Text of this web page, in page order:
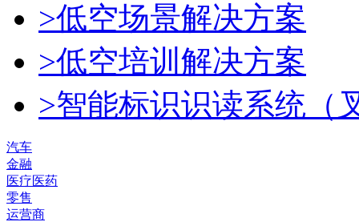
>低空场景解决方案
>低空培训解决方案
>智能标识识读系统（
汽车
金融
医疗医药
零售
运营商